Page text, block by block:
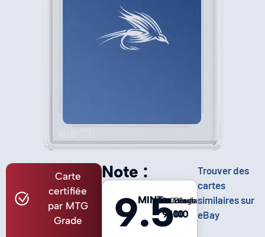
Carte
certifiée
par MTG
Grade
Note :
9.5
MINTCentrage
9
Coins
10
Bords
10
Surface
10
Trouver des
cartes
similaires sur
eBay